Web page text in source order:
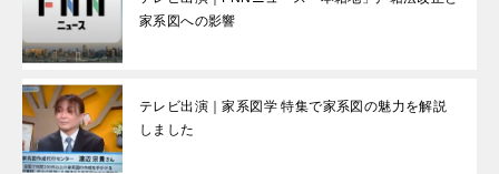
家系図への影響
テレビ出演｜家系図学 特集で家系図の魅力を解説
しました